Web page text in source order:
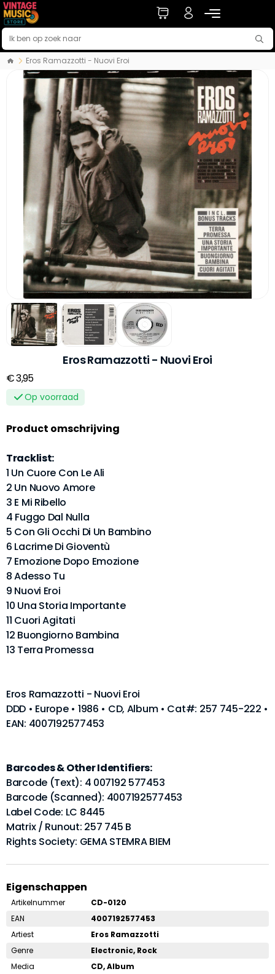
Eros Ramazzotti - Nuovi Eroi
Eros Ramazzotti - Nuovi Eroi
€ 3,95
Op voorraad
Product omschrijving
Tracklist:
1 Un Cuore Con Le Ali
2 Un Nuovo Amore
3 E Mi Ribello
4 Fuggo Dal Nulla
5 Con Gli Occhi Di Un Bambino
6 Lacrime Di Gioventù
7 Emozione Dopo Emozione
8 Adesso Tu
9 Nuovi Eroi
10 Una Storia Importante
11 Cuori Agitati
12 Buongiorno Bambina
13 Terra Promessa
Eros Ramazzotti - Nuovi Eroi
DDD • Europe • 1986 • CD, Album • Cat#: 257 745-222 •
EAN: 4007192577453
Barcodes & Other Identifiers:
Barcode (Text): 4 007192 577453
Barcode (Scanned): 4007192577453
Label Code: LC 8445
Matrix / Runout: 257 745 B
Rights Society: GEMA STEMRA BIEM
Eigenschappen
Artikelnummer
CD-0120
EAN
4007192577453
Artiest
Eros Ramazzotti
Genre
Electronic, Rock
Media
CD, Album